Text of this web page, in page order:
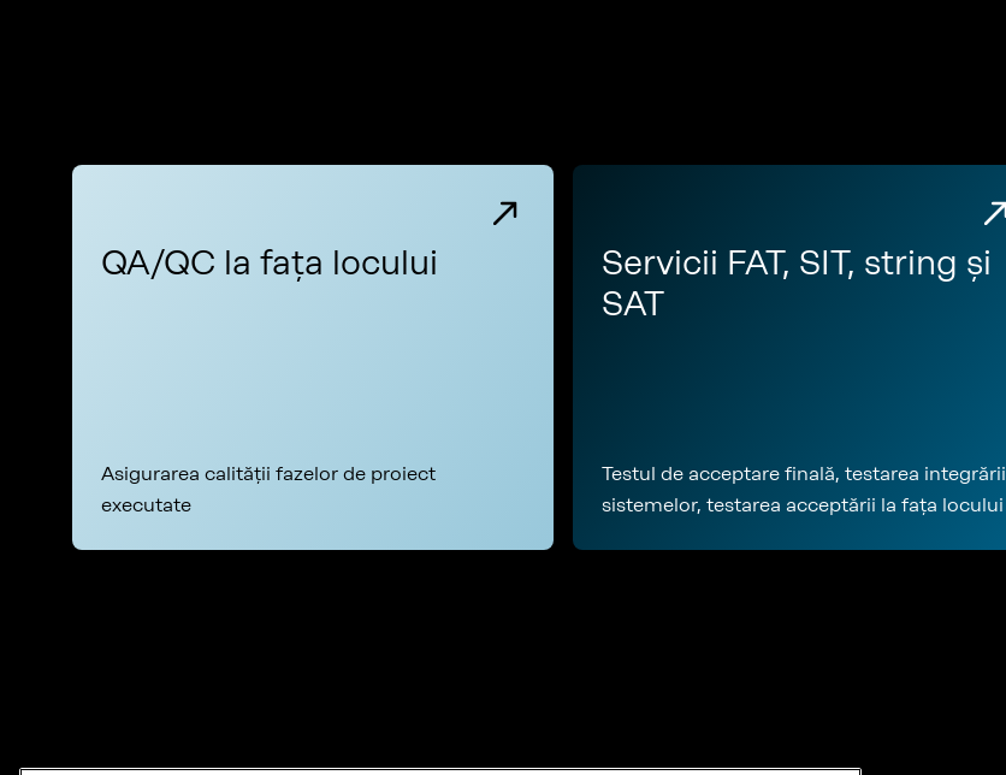
QA/QC la fața locului
Asigurarea calității fazelor de proiect
executate
Servicii FAT, SIT, string și
SAT
Testul de acceptare finală, testarea integrării
sistemelor, testarea acceptării la fața locului